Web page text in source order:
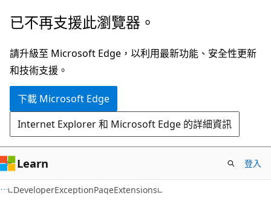
跳
主
要
內
跳
頁
面
內
覽
已不再支援此瀏覽器。
請升級至 Microsoft Edge，以利用最新功能、安全性更新
和技術支援。
下載 Microsoft Edge
Internet Explorer 和 Microsoft Edge 的詳細資訊
Learn 登入
DeveloperExceptionPageExtensions